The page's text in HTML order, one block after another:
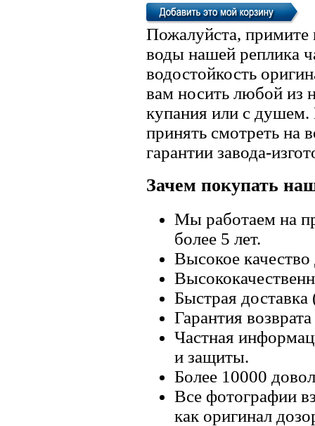
Пожалуйста, примите
воды нашей реплика
водостойкость
вам носить любой из
купания или с
принять смотреть на
гарантии завода-
Зачем покупать
Мы работаем на
более 5 лет.
Высокое
Быстрая
Гарантия возврата
Частная
и защиты.
Более 10000
Все фотографии
как оригинал